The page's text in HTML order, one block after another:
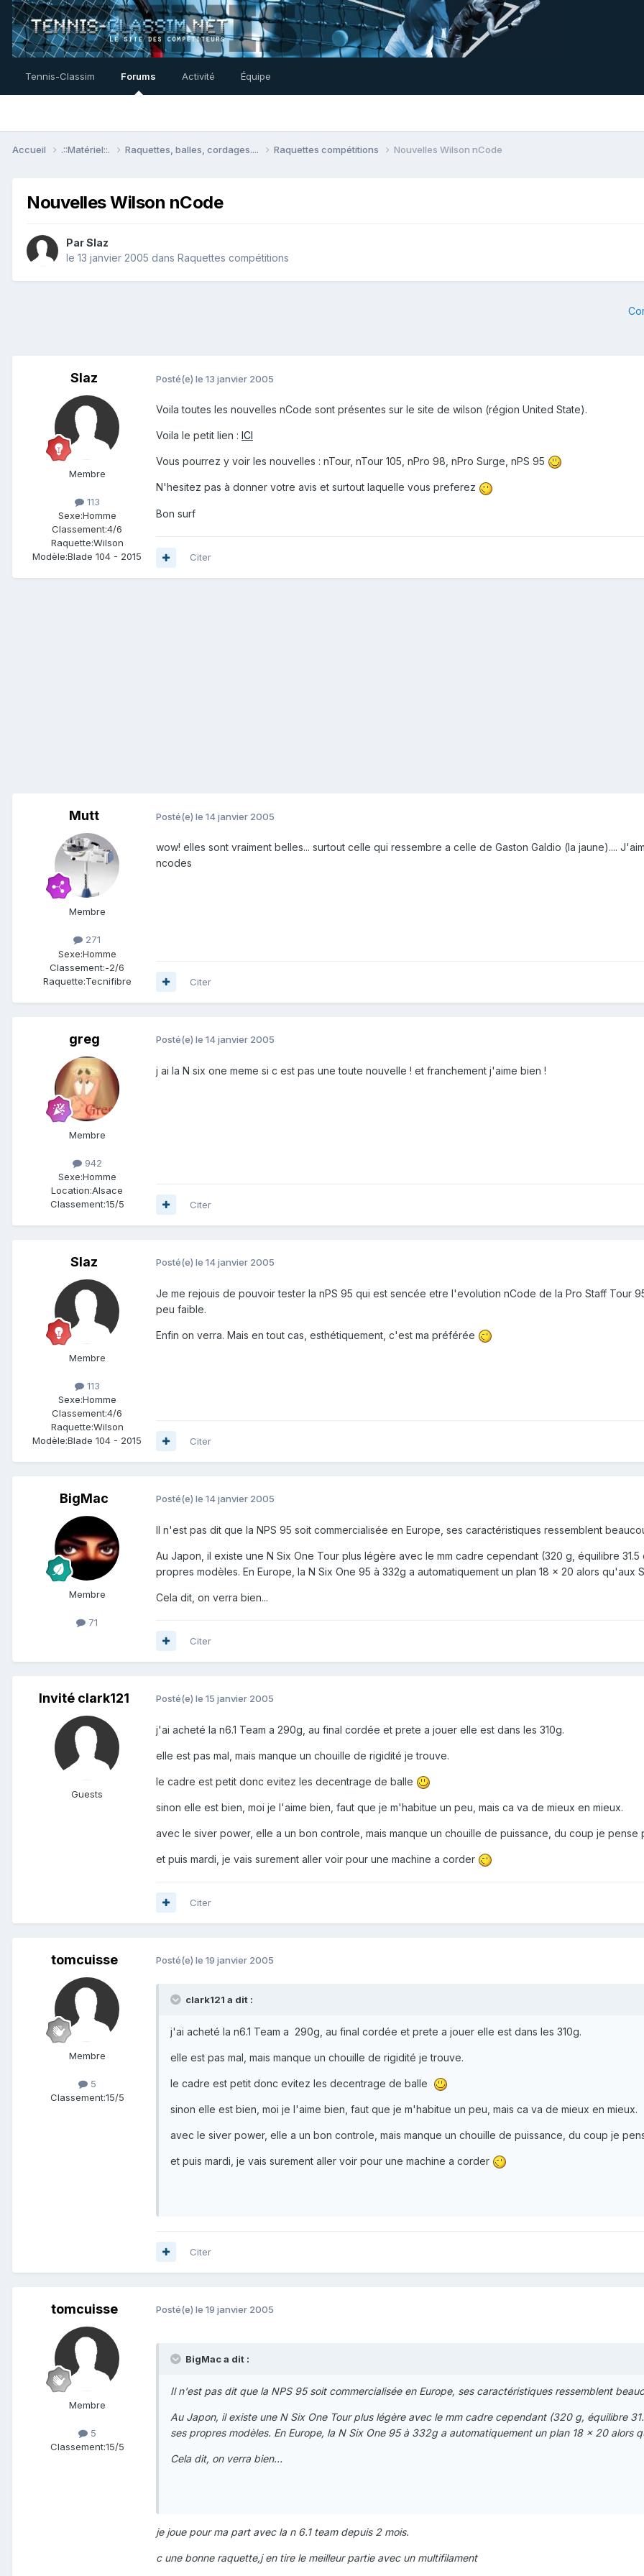
Tennis-Classim Forums Activité Équipe
Accueil .::Matériel::. Raquettes, balles, cordages.... Raquettes compétitions Nouvelles Wilson nCode
Nouvelles Wilson nCode
ParSlaz
le 13 janvier 2005 dans Raquettes compétitions
Slaz
Membre
113
Sexe:Homme
Classement:4/6
Raquette:Wilson
Modèle:Blade 104 - 2015
Posté(e) le 13 janvier 2005
Voila toutes les nouvelles nCode sont présentes sur le site de wilson (région United State).
Voila le petit lien : ICI
Vous pourrez y voir les nouvelles : nTour, nTour 105, nPro 98, nPro Surge, nPS 95
N'hesitez pas à donner votre avis et surtout laquelle vous preferez
Bon surf
Citer
Mutt
Membre
271
Sexe:Homme
Classement:-2/6
Raquette:Tecnifibre
Posté(e) le 14 janvier 2005
wow! elles sont vraiment belles... surtout celle qui ressembre a celle de Gaston Galdio (la jaune)....
ncodes
Citer
greg
Membre
942
Sexe:Homme
Location:Alsace
Classement:15/5
Posté(e) le 14 janvier 2005
j ai la N six one meme si c est pas une toute nouvelle ! et franchement j'aime bien !
Citer
Slaz
Membre
113
Sexe:Homme
Classement:4/6
Raquette:Wilson
Modèle:Blade 104 - 2015
Posté(e) le 14 janvier 2005
Je me rejouis de pouvoir tester la nPS 95 qui est sencée etre l'evolution nCode de la Pro Staff Tour
peu faible.
Enfin on verra. Mais en tout cas, esthétiquement, c'est ma préférée
Citer
BigMac
Membre
71
Posté(e) le 14 janvier 2005
Il n'est pas dit que la NPS 95 soit commercialisée en Europe, ses caractéristiques ressemblent
Au Japon, il existe une N Six One Tour plus légère avec le mm cadre cependant (320 g, équilibre
propres modèles. En Europe, la N Six One 95 à 332g a automatiquement un plan 18 x 20 alors qu'aux
Cela dit, on verra bien...
Citer
Invité clark121
Guests
Posté(e) le 15 janvier 2005
j'ai acheté la n6.1 Team a 290g, au final cordée et prete a jouer elle est dans les 310g.
elle est pas mal, mais manque un chouille de rigidité je trouve.
le cadre est petit donc evitez les decentrage de balle
sinon elle est bien, moi je l'aime bien, faut que je m'habitue un peu, mais ca va de mieux en mieux.
avec le siver power, elle a un bon controle, mais manque un chouille de puissance, du coup je pense
et puis mardi, je vais surement aller voir pour une machine a corder
Citer
tomcuisse
Membre
5
Classement:15/5
Posté(e) le 19 janvier 2005
clark121 a dit :
j'ai acheté la n6.1 Team a 290g, au final cordée et prete a jouer elle est dans les 310g.
elle est pas mal, mais manque un chouille de rigidité je trouve.
le cadre est petit donc evitez les decentrage de balle
sinon elle est bien, moi je l'aime bien, faut que je m'habitue un peu, mais ca va de mieux en mieux.
avec le siver power, elle a un bon controle, mais manque un chouille de puissance, du coup je
et puis mardi, je vais surement aller voir pour une machine a corder
Citer
tomcuisse
Membre
5
Classement:15/5
Posté(e) le 19 janvier 2005
BigMac a dit :
Il n'est pas dit que la NPS 95 soit commercialisée en Europe, ses caractéristiques ressemblent
Au Japon, il existe une N Six One Tour plus légère avec le mm cadre cependant (320 g, équilibre
ses propres modèles. En Europe, la N Six One 95 à 332g a automatiquement un plan 18 x 20 alors
Cela dit, on verra bien...
je joue pour ma part avec la n 6.1 team depuis 2 mois.
c une bonne raquette,j en tire le meilleur partie avec un multifilament